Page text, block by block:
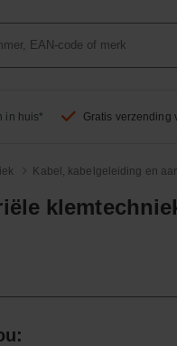
in huis* Gratis verzending
Kabel, kabelgeleiding en